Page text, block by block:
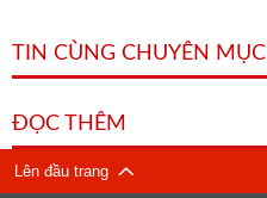
TIN CÙNG CHUYÊN MỤC
ĐỌC THÊM
Lên đầu trang